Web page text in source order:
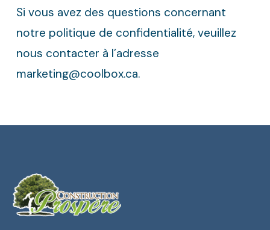
Si vous avez des questions concernant
notre politique de confidentialité, veuillez
nous contacter à l’adresse
marketing@coolbox.ca.